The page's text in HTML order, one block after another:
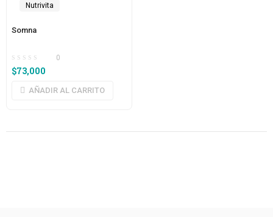
Nutrivita
Somna
0
$73,000
AÑADIR AL CARRITO